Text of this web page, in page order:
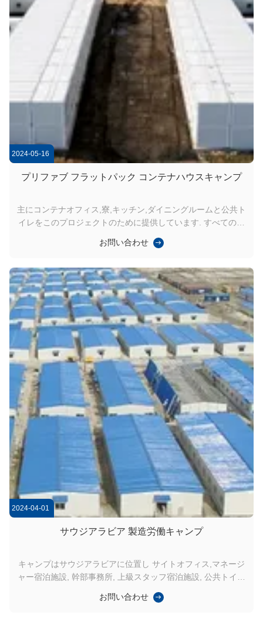
2024-05-16
プリファブ フラットパック コンテナハウスキャンプ
主にコンテナオフィス,寮,キッチン,ダイニングルームと公共ト
イレをこのプロジェクトのために提供しています. すべての家
マッチされています.寮は単一の部屋に分かれています配管と
トル ...
お問い合わせ
2024-04-01
サウジアラビア 製造労働キャンプ
キャンプはサウジアラビアに位置し サイトオフィス,マネージ
ャー宿泊施設, 幹部事務所, 上級スタッフ宿泊施設, 公共トイレ
倉庫など 関連製品:プリファブリックハウス,コンテナハウス,
お問い合わせ